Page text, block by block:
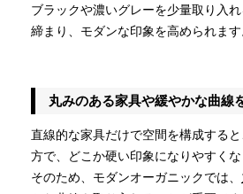
ブラックや濃いグレーを少量取り入
締まり、モダンな印象を高められます
丸みのある家具や緩やかな曲線
直線的な家具だけで空間を構成する
方で、どこか硬い印象になりやすくな
そのため、モダンオーガニックでは、